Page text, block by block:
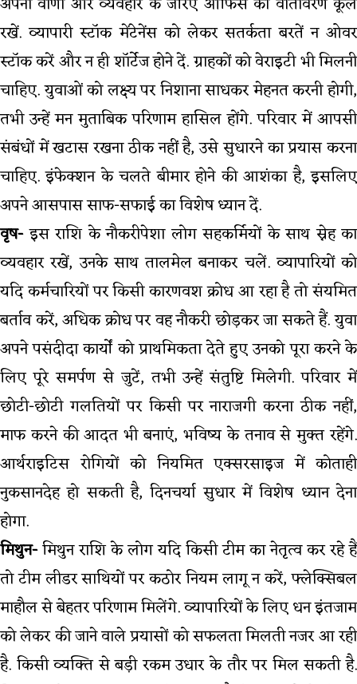
रखें. व्यापारी स्टॉक मेंटेनेंस को लेकर सतर्कता बरतें न ओवर
स्टॉक करें और न ही शॉर्टेज होने दें. ग्राहकों को वेराइटी भी मिलनी
चाहिए. युवाओं को लक्ष्य पर निशाना साधकर मेहनत करनी होगी,
तभी उन्हें मन मुताबिक परिणाम हासिल होंगे. परिवार में आपसी
संबंधों में खटास रखना ठीक नहीं है, उसे सुधारने का प्रयास करना
चाहिए. इंफेक्शन के चलते बीमार होने की आशंका है, इसलिए
अपने आसपास साफ-सफाई का विशेष ध्यान दें.
वृष-इस राशि के नौकरीपेशा लोग सहकर्मियों के साथ स्नेह का
व्यवहार रखें, उनके साथ तालमेल बनाकर चलें. व्यापारियों को
यदि कर्मचारियों पर किसी कारणवश क्रोध आ रहा है तो संयमित
बर्ताव करें, अधिक क्रोध पर वह नौकरी छोड़कर जा सकते हैं. युवा
अपने पसंदीदा कार्यों को प्राथमिकता देते हुए उनको पूरा करने के
लिए पूरे समर्पण से जुटें, तभी उन्हें संतुष्टि मिलेगी. परिवार में
छोटी-छोटी गलतियों पर किसी पर नाराजगी करना ठीक नहीं,
माफ करने की आदत भी बनाएं, भविष्य के तनाव से मुक्त रहेंगे.
आर्थराइटिस रोगियों को नियमित एक्सरसाइज में कोताही
नुकसानदेह हो सकती है, दिनचर्या सुधार में विशेष ध्यान देना
होगा.
मिथुन-मिथुन राशि के लोग यदि किसी टीम का नेतृत्व कर रहे हैं
तो टीम लीडर साथियों पर कठोर नियम लागू न करें, फ्लेक्सिबल
माहौल से बेहतर परिणाम मिलेंगे. व्यापारियों के लिए धन इंतजाम
को लेकर की जाने वाले प्रयासों को सफलता मिलती नजर आ रही
है. किसी व्यक्ति से बड़ी रकम उधार के तौर पर मिल सकती है.